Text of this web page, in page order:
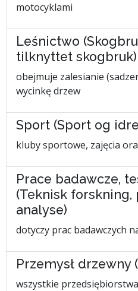
motocyklami
Leśnictwo
tilknyttet skogbruk)
obejmuje zalesianie
wycinkę drzew
Sport (Sport og
kluby sportowe, zajęcia
Prace badawcze,
(Teknisk forskning,
analyse)
dotyczy prac badawczych
Przemysł
wszystkie